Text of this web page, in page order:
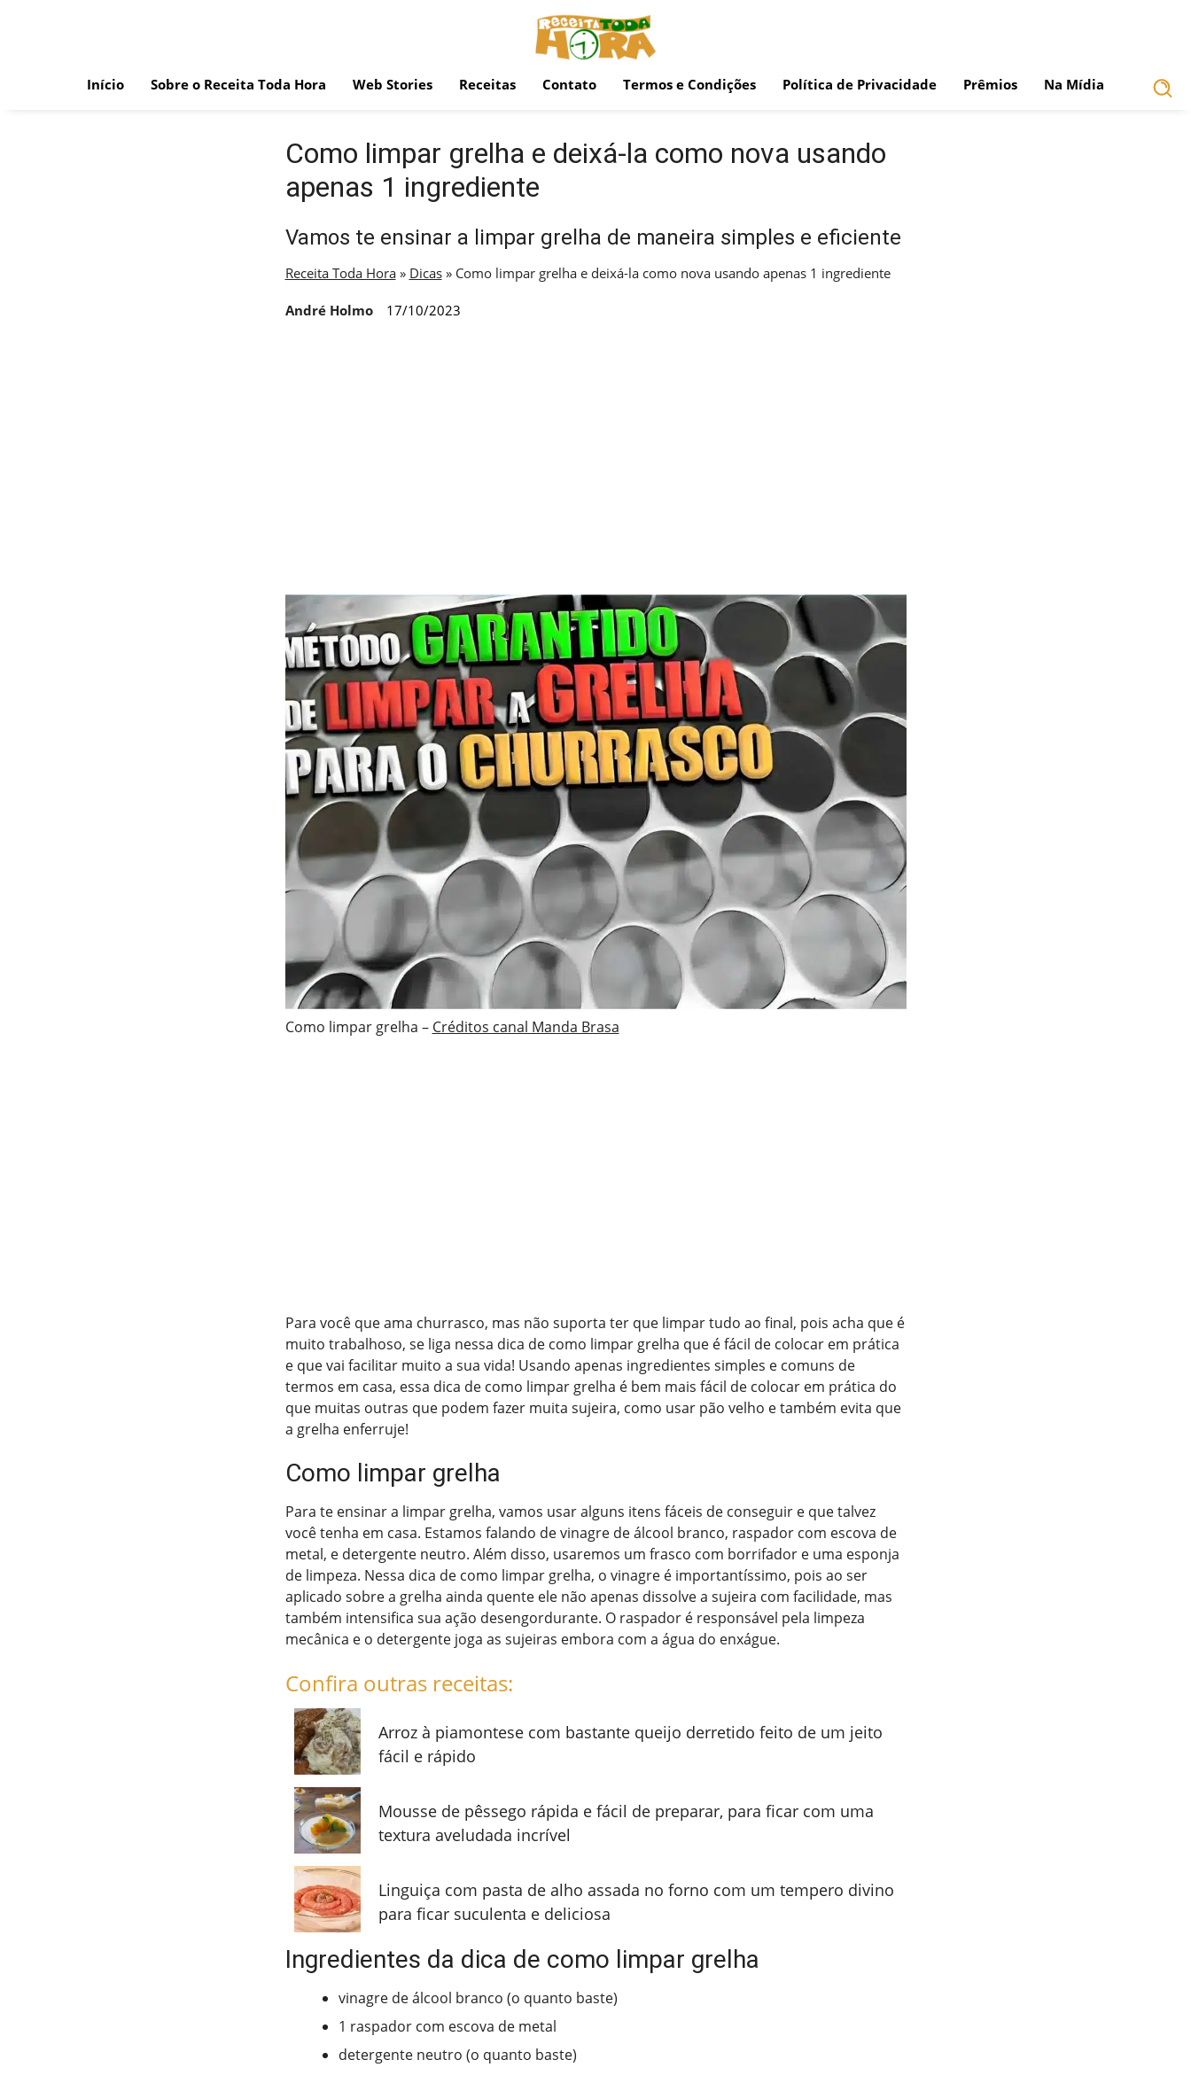
Início Sobre o Receita Toda Hora Web Stories Receitas Contato Termos e Condições Política de Privacidade Prêmios Na Mídia
Como limpar grelha e deixá-la como nova usando
apenas 1 ingrediente
Vamos te ensinar a limpar grelha de maneira simples e eficiente
Receita Toda Hora» Dicas» Como limpar grelha e deixá-la como nova usando apenas 1 ingrediente
André Holmo 17/10/2023
Como limpar grelha – Créditos canal Manda Brasa
Para você que ama churrasco, mas não suporta ter que limpar tudo ao final, pois acha que é
muito trabalhoso, se liga nessa dica de como limpar grelha que é fácil de colocar em prática
e que vai facilitar muito a sua vida! Usando apenas ingredientes simples e comuns de
termos em casa, essa dica de como limpar grelha é bem mais fácil de colocar em prática do
que muitas outras que podem fazer muita sujeira, como usar pão velho e também evita que
a grelha enferruje!
Como limpar grelha
Para te ensinar a limpar grelha, vamos usar alguns itens fáceis de conseguir e que talvez
você tenha em casa. Estamos falando de vinagre de álcool branco, raspador com escova de
metal, e detergente neutro. Além disso, usaremos um frasco com borrifador e uma esponja
de limpeza. Nessa dica de como limpar grelha, o vinagre é importantíssimo, pois ao ser
aplicado sobre a grelha ainda quente ele não apenas dissolve a sujeira com facilidade, mas
também intensifica sua ação desengordurante. O raspador é responsável pela limpeza
mecânica e o detergente joga as sujeiras embora com a água do enxágue.
Confira outras receitas:
Arroz à piamontese com bastante queijo derretido feito de um jeito
fácil e rápido
Mousse de pêssego rápida e fácil de preparar, para ficar com uma
textura aveludada incrível
Linguiça com pasta de alho assada no forno com um tempero divino
para ficar suculenta e deliciosa
Ingredientes da dica de como limpar grelha
vinagre de álcool branco (o quanto baste)
1 raspador com escova de metal
detergente neutro (o quanto baste)